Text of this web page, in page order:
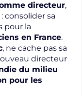
directeur,
consolider sa
pour la
en France.
, ne cache pas sa
directeur
du milieu
pour les